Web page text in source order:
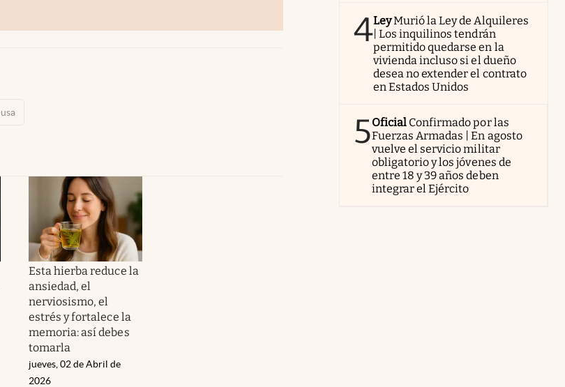
Esta hierba reduce la
ansiedad, el
nerviosismo, el
estrés y fortalece la
memoria: así debes
tomarla
jueves, 02 de Abril de
2026
4LeyMurió la Ley de Alquileres
| Los inquilinos tendrán
permitido quedarse en la
vivienda incluso si el dueño
desea no extender el contrato
en Estados Unidos
5Oficial Confirmado por las
Fuerzas Armadas | En agosto
vuelve el servicio militar
obligatorio y los jóvenes de
entre 18 y 39 años deben
integrar el Ejército